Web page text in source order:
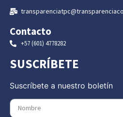
Contacto
+57 (601) 4778282
SUSCRÍBETE
Suscríbete a nuestro boletín